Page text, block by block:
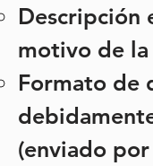
Descripción
motivo de
Formato de
(enviado